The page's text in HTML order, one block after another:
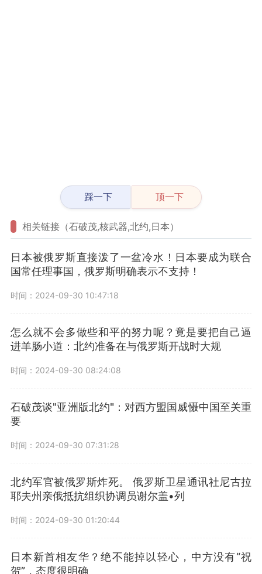
踩一下 顶一下
相关链接（石破茂,核武器,北约,日本）
日本被俄罗斯直接泼了一盆冷水！日本要成为联合
国常任理事国，俄罗斯明确表示不支持！
时间：2024-09-30 10:47:18
怎么就不会多做些和平的努力呢？竟是要把自己逼
进羊肠小道：北约准备在与俄罗斯开战时大规
时间：2024-09-30 08:24:08
石破茂谈"亚洲版北约"：对西方盟国威慑中国至关重
要
时间：2024-09-30 07:31:28
北约军官被俄罗斯炸死。 俄罗斯卫星通讯社尼古拉
耶夫州亲俄抵抗组织协调员谢尔盖•列
时间：2024-09-30 01:20:44
日本新首相友华？绝不能掉以轻心，中方没有“祝
贺”，态度很明确